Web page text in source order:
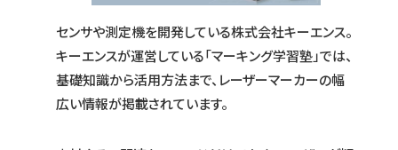
センサや測定機を開発している株式会社キーエンス。
キーエンスが運営している「マーキング学習塾」では、
基礎知識から活用方法まで、レーザーマーカーの幅
広い情報が掲載されています。